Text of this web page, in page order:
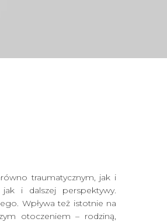
traumatycznym, jak i
i dalszej perspektywy.
Wpływa też istotnie na
otoczeniem – rodziną,